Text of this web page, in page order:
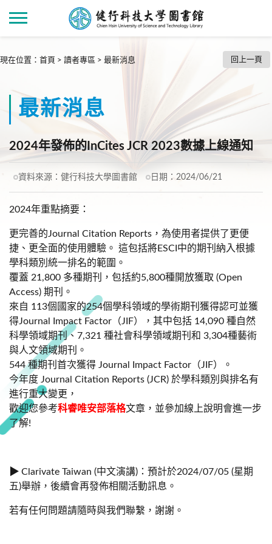
現在位置 ： 首頁 > 讀者專區 > 最新消息 回上一頁
最新消息
2024年發佈的InCites JCR 2023數據上線通知
資料來源： 健行科技大學圖書館 日期： 2024/06/21
2024年重點摘要：
更完善的Journal Citation Reports，為使用者提供了更便
捷、更全面的使用體驗。 這包括將ESCI中的期刊納入根據
學科類別統一排名的範圍。
覆蓋 21,800 多種期刊，包括約5,800種開放獲取 (Open
Access) 期刊。
來自 113個國家的254個學科領域的學術期刊獲得認可並獲
得Journal Impact Factor（JIF），其中包括 14,090 種自然
科學領域期刊、7,321 種社會科學領域期刊和 3,304種藝術
與人文領域期刊。
544 種期刊首次獲得 Journal Impact Factor（JIF）。
今年度 Journal Citation Reports (JCR) 於學科類別與排名有
進行重大變更，
歡迎您參考科睿唯安部落格文章，並參加線上說明會進一步
了解!
▶ Clarivate Taiwan (中文演講)：預計於2024/07/05 (星期
五)舉辦，後續會再發佈相關活動訊息。
若有任何問題請隨時與我們聯繫，謝謝。